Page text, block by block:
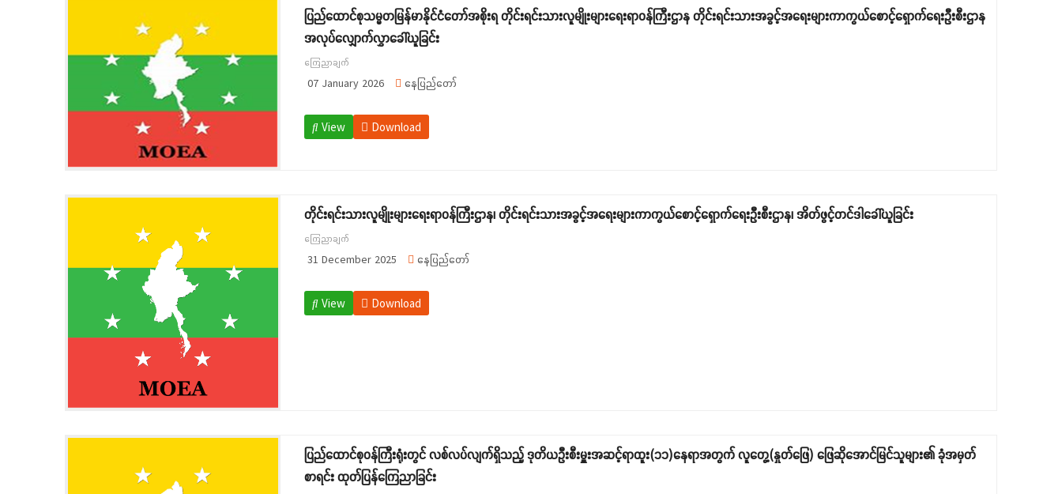
ပြည်ထောင်စုသမ္မတမြန်မာနိုင်ငံတော်အစိုးရ တိုင်းရင်းသားလူမျိုးများရေးရာဝန်ကြီးဌာန တိုင်းရင်းသားအခွင့်အရေးများကာကွယ်စောင့်ရှောက်ရေးဦးစီးဌာန
အလုပ်လျှောက်လွှာခေါ်ယူခြင်း
ကြေညာချက်
07 January 2026 နေပြည်တော်
View Download
တိုင်းရင်းသားလူမျိုးများရေးရာဝန်ကြီးဌာန၊ တိုင်းရင်းသားအခွင့်အရေးများကာကွယ်စောင့်ရှောက်ရေးဦးစီးဌာန၊ အိတ်ဖွင့်တင်ဒါခေါ်ယူခြင်း
ကြေညာချက်
31 December 2025 နေပြည်တော်
View Download
ပြည်ထောင်စုဝန်ကြီးရုံးတွင် လစ်လပ်လျက်ရှိသည့် ဒုတိယဦးစီးမှူးအဆင့်ရာထူး(၁၁)နေရာအတွက် လူတွေ့(နှုတ်ဖြေ) ဖြေဆိုအောင်မြင်သူများ၏ ခုံအမှတ်
စာရင်း ထုတ်ပြန်ကြေညာခြင်း